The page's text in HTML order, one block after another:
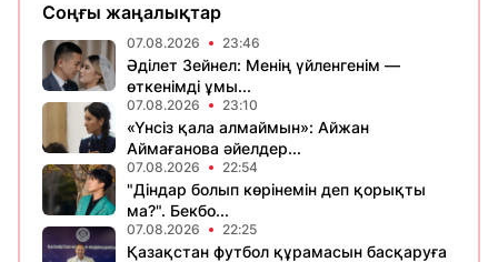
Соңғы жаңалықтар
07.08.2026 23:46
Әділет Зейнел: Менің үйленгенім —
өткенімді ұмы...
07.08.2026 23:10
«Үнсіз қала алмаймын»: Айжан
Аймағанова әйелдер...
07.08.2026 22:54
"Діндар болып көрінемін деп қорықты
ма?". Бекбо...
07.08.2026 22:25
Қазақстан футбол құрамасын басқаруға